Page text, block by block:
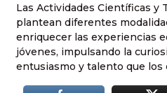
Las Actividades Científicas y
plantean diferentes
enriquecer las experiencias
jóvenes, impulsando la
entusiasmo y talento que los